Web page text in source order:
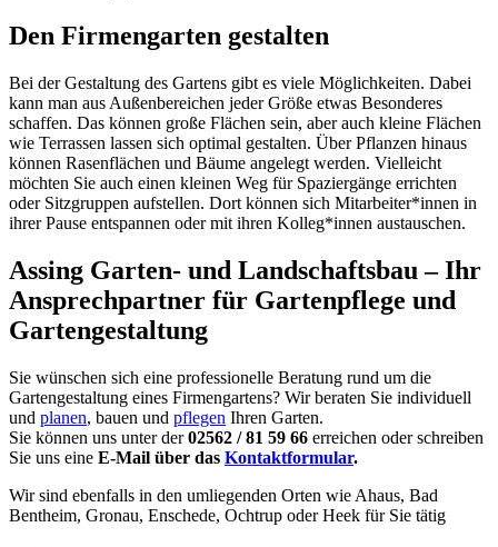
Den Firmengarten gestalten
Bei der Gestaltung des Gartens gibt es viele Möglichkeiten. Dabei
kann man aus Außenbereichen jeder Größe etwas Besonderes
schaffen. Das können große Flächen sein, aber auch kleine Flächen
wie Terrassen lassen sich optimal gestalten. Über Pflanzen hinaus
können Rasenflächen und Bäume angelegt werden. Vielleicht
möchten Sie auch einen kleinen Weg für Spaziergänge errichten
oder Sitzgruppen aufstellen. Dort können sich Mitarbeiter*innen in
ihrer Pause entspannen oder mit ihren Kolleg*innen austauschen.
Assing Garten- und Landschaftsbau – Ihr
Ansprechpartner für Gartenpflege und
Gartengestaltung
Sie wünschen sich eine professionelle Beratung rund um die
Gartengestaltung eines Firmengartens? Wir beraten Sie individuell
und planen, bauen und pflegen Ihren Garten.
Sie können uns unter der02562 / 81 59 66 erreichen oder schreiben
Sie uns eine E-Mail über das Kontaktformular.
Wir sind ebenfalls in den umliegenden Orten wie Ahaus, Bad
Bentheim, Gronau, Enschede, Ochtrup oder Heek für Sie tätig